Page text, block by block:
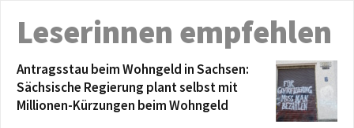
Leserinnen empfehlen
Antragsstau beim Wohngeld in Sachsen:
Sächsische Regierung plant selbst mit
Millionen-Kürzungen beim Wohngeld